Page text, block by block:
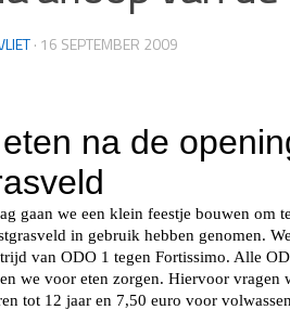
· 16 SEPTEMBER 2009